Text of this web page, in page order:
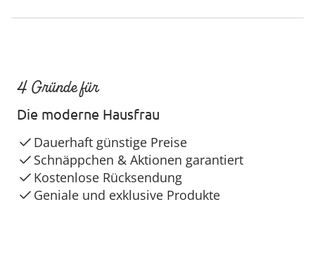
4 Gründe für
Die moderne Hausfrau
Dauerhaft günstige Preise
Schnäppchen & Aktionen garantiert
Kostenlose Rücksendung
Geniale und exklusive Produkte